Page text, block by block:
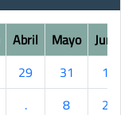
Abril Mayo Junio
29 31
19
. 8
29